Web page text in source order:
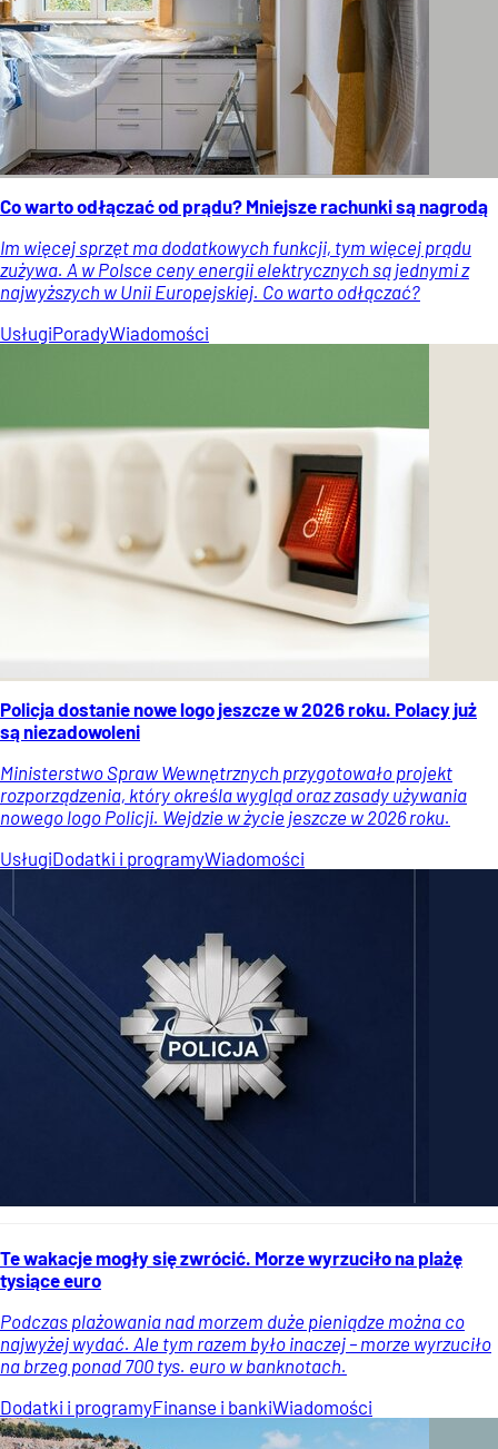
Co warto odłączać od prądu? Mniejsze rachunki są nagrodą
Im więcej sprzęt ma dodatkowych funkcji, tym więcej prądu
zużywa. A w Polsce ceny energii elektrycznych są jednymi z
najwyższych w Unii Europejskiej. Co warto odłączać?
UsługiPoradyWiadomości
Policja dostanie nowe logo jeszcze w 2026 roku. Polacy już
są niezadowoleni
Ministerstwo Spraw Wewnętrznych przygotowało projekt
rozporządzenia, który określa wygląd oraz zasady używania
nowego logo Policji. Wejdzie w życie jeszcze w 2026 roku.
UsługiDodatki i programyWiadomości
Te wakacje mogły się zwrócić. Morze wyrzuciło na plażę
tysiące euro
Podczas plażowania nad morzem duże pieniądze można co
najwyżej wydać. Ale tym razem było inaczej – morze wyrzuciło
na brzeg ponad 700 tys. euro w banknotach.
Dodatki i programyFinanse i bankiWiadomości